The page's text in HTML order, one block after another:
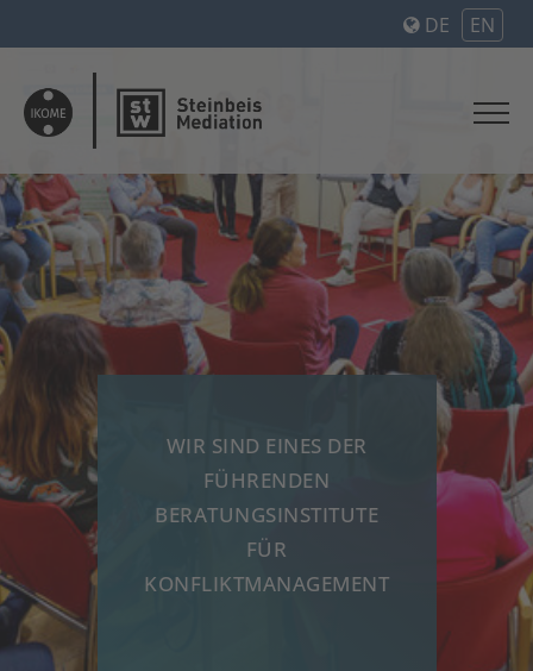
DE EN
WIR SIND EINES DER
FÜHRENDEN
BERATUNGSINSTITUTE
FÜR
KONFLIKTMANAGEMENT